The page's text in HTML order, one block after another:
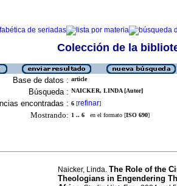
Colección de la
Base de datos : article
Búsqueda : NAICKER, LINDA [Autor]
encontradas : 6 [refinar]
Mostrando: 1 .. 6 en el formato [ISO 690]
Naicker, Linda. The Role of the
Theologians in Engendering